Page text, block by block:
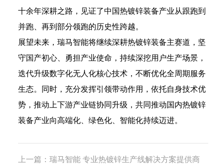
十余年深耕之路，见证了中国热镀锌装备产业从跟跑到
并跑、再到部分领跑的历史性跨越。
展望未来，瑞马智能将继续深耕热镀锌装备主赛道，坚
守国产初心、勇担产业使命，持续深挖用户生产场景，
迭代升级数字化无人化核心技术，不断优化全周期服务
生态。同时，充分发挥引领带动作用，依托自身技术优
势，推动上下游产业链协同升级，共同推动国内热镀锌
装备产业向高端化、绿色化、智能化持续迈进。
上一篇：瑞马智能 专业热镀锌生产线解决方案提供商